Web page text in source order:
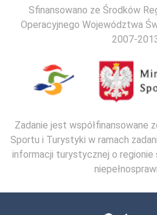
Sfinansowano ze Środków
Operacyjnego Województwa
2007-
Zadanie jest współfinansowane
Sportu i Turystyki w ramach
informacji turystycznej o